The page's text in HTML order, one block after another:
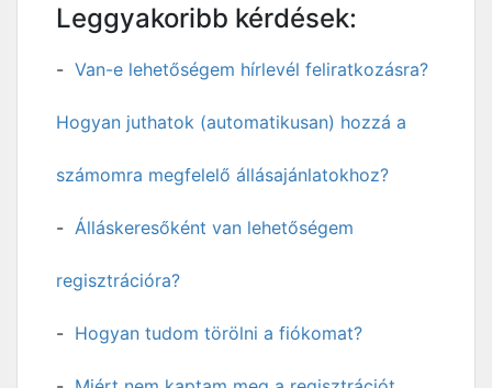
Leggyakoribb kérdések:
Van-e lehetőségem hírlevél feliratkozásra?
Hogyan juthatok (automatikusan) hozzá a
számomra megfelelő állásajánlatokhoz?
Álláskeresőként van lehetőségem
regisztrációra?
Hogyan tudom törölni a fiókomat?